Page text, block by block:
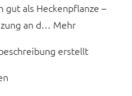
gut als Heckenpflanze –
an d… Mehr
erstellt